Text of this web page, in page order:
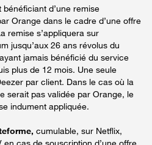
d’une remise
Orange dans le cadre d’une offre
remise s’appliquera sur
jusqu’aux 26 ans révolus du
jamais bénéficié du service
plus de 12 mois. Une seule
par client. Dans le cas où la
serait pas validée par Orange, le
indument appliquée.
cumulable, sur Netflix,
en cas de souscription d’une offre